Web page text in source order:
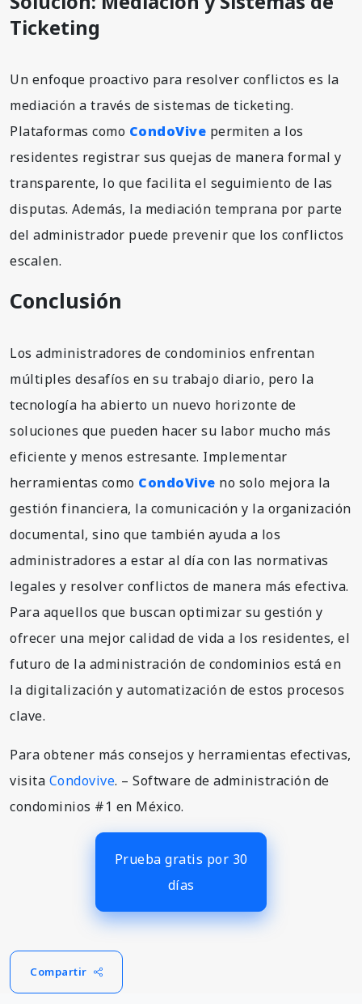
Ticketing
Un enfoque proactivo para resolver conflictos es la
mediación a través de sistemas de ticketing.
Plataformas como CondoVive permiten a los
residentes registrar sus quejas de manera formal y
transparente, lo que facilita el seguimiento de las
disputas. Además, la mediación temprana por parte
del administrador puede prevenir que los conflictos
escalen.
Conclusión
Los administradores de condominios enfrentan
múltiples desafíos en su trabajo diario, pero la
tecnología ha abierto un nuevo horizonte de
soluciones que pueden hacer su labor mucho más
eficiente y menos estresante. Implementar
herramientas como CondoVive no solo mejora la
gestión financiera, la comunicación y la organización
documental, sino que también ayuda a los
administradores a estar al día con las normativas
legales y resolver conflictos de manera más efectiva.
Para aquellos que buscan optimizar su gestión y
ofrecer una mejor calidad de vida a los residentes, el
futuro de la administración de condominios está en
la digitalización y automatización de estos procesos
clave.
Para obtener más consejos y herramientas efectivas,
visita Condovive. – Software de administración de
condominios #1 en México.
Prueba gratis por 30
Compartir